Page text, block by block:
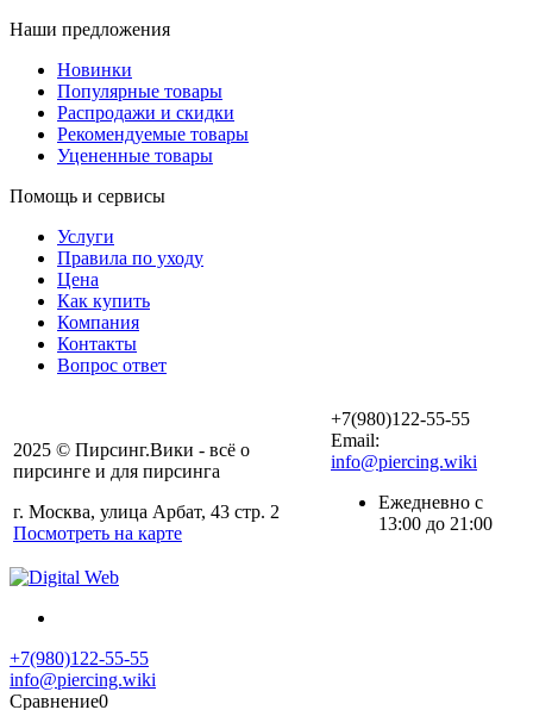
Наши предложения
Новинки
Популярные товары
Распродажи и скидки
Рекомендуемые товары
Уцененные товары
Помощь и сервисы
Услуги
Правила по уходу
Цена
Как купить
Компания
Контакты
Вопрос ответ
2025 © Пирсинг.Вики - всё о
пирсинге и для пирсинга
г. Москва, улица Арбат, 43 стр. 2
Посмотреть на карте
+7(980)122-55-55
Email:
info@piercing.wiki
Ежедневно с
13:00 до 21:00
+7(980)122-55-55
info@piercing.wiki
Сравнение0